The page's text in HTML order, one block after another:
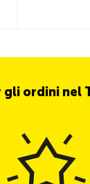
ordini nel